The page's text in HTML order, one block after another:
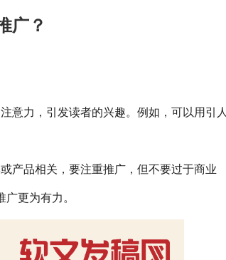
广？
意力，引发读者的兴趣。例如，可以用引人
产品相关，要注重推广，但不要过于商业
更为有力。